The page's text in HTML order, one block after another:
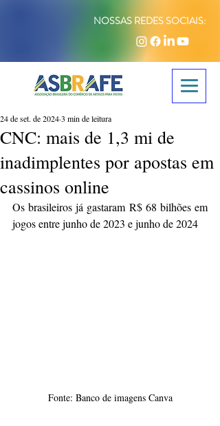
NOSSAS REDES SOCIAIS:
CNC: mais de 1,3 mi de
inadimplentes por apostas em
cassinos online
24 de set. de 20243 min de leitura
Os brasileiros já gastaram R$ 68 bilhões em
jogos entre junho de 2023 e junho de 2024
Fonte: Banco de imagens Canva